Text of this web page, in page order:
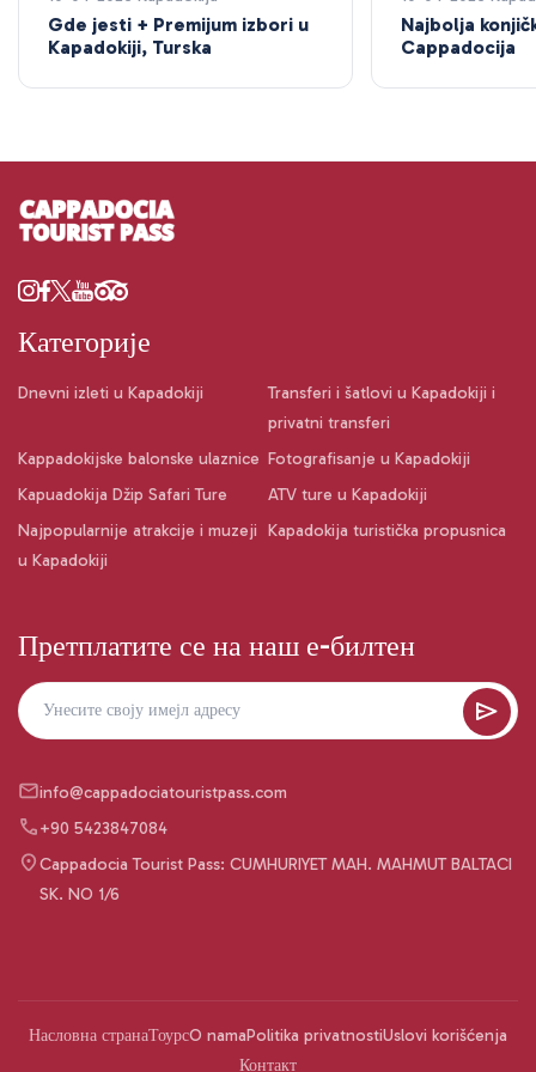
Gde jesti + Premijum izbori u
Kapadokiji, Turska
Najbolja
Cappadocija
Категорије
Dnevni izleti u Kapadokiji
Transferi i šatlovi u Kapadokiji i
privatni transferi
Kappadokijske balonske ulaznice Fotografisanje u Kapadokiji
Kapuadokija Džip Safari Ture
ATV ture u Kapadokiji
Najpopularnije atrakcije i muzeji
u Kapadokiji
Kapadokija turistička propusnica
Претплатите се на наш е-билтен
info@cappadociatouristpass.com
+90 5423847084
Cappadocia Tourist Pass: CUMHURIYET MAH. MAHMUT BALTACI
SK. NO 1/6
Насловна странаТоурсO namaPolitika privatnostiUslovi korišćenja
Контакт